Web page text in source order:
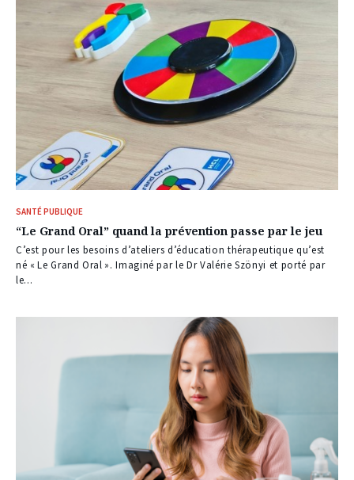
SANTÉ PUBLIQUE
“Le Grand Oral” quand la prévention passe par le jeu
C’est pour les besoins d’ateliers d’éducation thérapeutique qu’est
né « Le Grand Oral ». Imaginé par le Dr Valérie Szönyi et porté par
le...